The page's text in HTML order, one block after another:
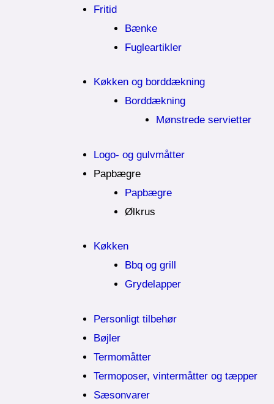
Fritid
Bænke
Fugleartikler
Køkken og borddækning
Borddækning
Mønstrede servietter
Logo- og gulvmåtter
Papbægre
Papbægre
Ølkrus
Køkken
Bbq og grill
Grydelapper
Personligt tilbehør
Bøjler
Termomåtter
Termoposer, vintermåtter og tæpper
Sæsonvarer